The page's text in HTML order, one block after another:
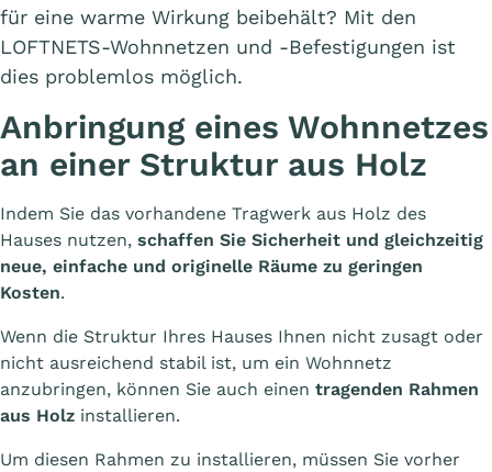
für eine warme Wirkung beibehält? Mit den
LOFTNETS-Wohnnetzen und -Befestigungen ist
dies problemlos möglich.
Anbringung eines Wohnnetzes
an einer Struktur aus Holz
Indem Sie das vorhandene Tragwerk aus Holz des
Hauses nutzen, schaffen Sie Sicherheit und gleichzeitig
neue, einfache und originelle Räume zu geringen
Kosten.
Wenn die Struktur Ihres Hauses Ihnen nicht zusagt oder
nicht ausreichend stabil ist, um ein Wohnnetz
anzubringen, können Sie auch einen tragenden Rahmen
aus Holz installieren.
Um diesen Rahmen zu installieren, müssen Sie vorher